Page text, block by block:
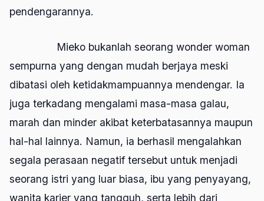
pendengarannya.
Mieko bukanlah seorang wonder woman
sempurna yang dengan mudah berjaya meski
dibatasi oleh ketidakmampuannya mendengar. Ia
juga terkadang mengalami masa-masa galau,
marah dan minder akibat keterbatasannya maupun
hal-hal lainnya. Namun, ia berhasil mengalahkan
segala perasaan negatif tersebut untuk menjadi
seorang istri yang luar biasa, ibu yang penyayang,
wanita karier yang tangguh, serta lebih dari